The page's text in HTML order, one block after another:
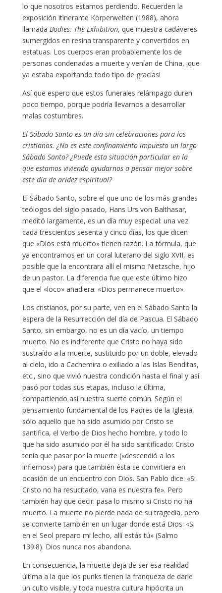
lo que nosotros estamos perdiendo. Recuerden la
exposición itinerante Körperwelten (1988), ahora
llamada Bodies: The Exhibition, que muestra cadáveres
sumergidos en resina transparente y convertidos en
estatuas. Los cuerpos eran probablemente los de
personas condenadas a muerte y venían de China, ¡que
ya estaba exportando todo tipo de gracias!
Así que espero que estos funerales relámpago duren
poco tiempo, porque podría llevarnos a desarrollar
malas costumbres.
El Sábado Santo es un día sin celebraciones para los
cristianos. ¿No es este confinamiento impuesto un largo
Sábado Santo? ¿Puede esta situación particular en la
que estamos viviendo ayudarnos a pensar mejor sobre
este día de aridez espiritual?
El Sábado Santo, sobre el que uno de los más grandes
teólogos del siglo pasado, Hans Urs von Balthasar,
meditó largamente, es un día muy especial: una vez
cada trescientos sesenta y cinco días, los que dicen
que «Dios está muerto» tienen razón. La fórmula, que
ya encontramos en un coral luterano del siglo XVII, es
posible que la encontrara allí el mismo Nietzsche, hijo
de un pastor. La diferencia fue que este último hizo
que el «loco» añadiera: «Dios permanece muerto».
Los cristianos, por su parte, ven en el Sábado Santo la
espera de la Resurrección del día de Pascua. El Sábado
Santo, sin embargo, no es un día vacío, un tiempo
muerto. No es indiferente que Cristo no haya sido
sustraído a la muerte, sustituido por un doble, elevado
al cielo, ido a Cachemira o exiliado a las Islas Benditas,
etc., sino que vivió nuestra condición hasta el final y así
pasó por todas sus etapas, incluso la última,
compartiendo así nuestra suerte común. Según el
pensamiento fundamental de los Padres de la Iglesia,
sólo aquello que ha sido asumido por Cristo se
santifica, el Verbo de Dios hecho hombre, y todo lo
que ha sido asumido por él ha sido santificado: Cristo
tenía que pasar por la muerte («descendió a los
infiernos») para que también ésta se convirtiera en
ocasión de un encuentro con Dios. San Pablo dice: «Si
Cristo no ha resucitado, vana es nuestra fe». Pero
también hay que decir: pasa lo mismo si Cristo no ha
muerto. La muerte no pierde nada de su tragedia, pero
se convierte también en un lugar donde está Dios: «Si
en el Seol preparo mi lecho, allí estás tú» (Salmo
139:8). Dios nunca nos abandona.
En consecuencia, la muerte deja de ser esa realidad
última a la que los punks tienen la franqueza de darle
un culto visible, y toda nuestra cultura hipócrita un